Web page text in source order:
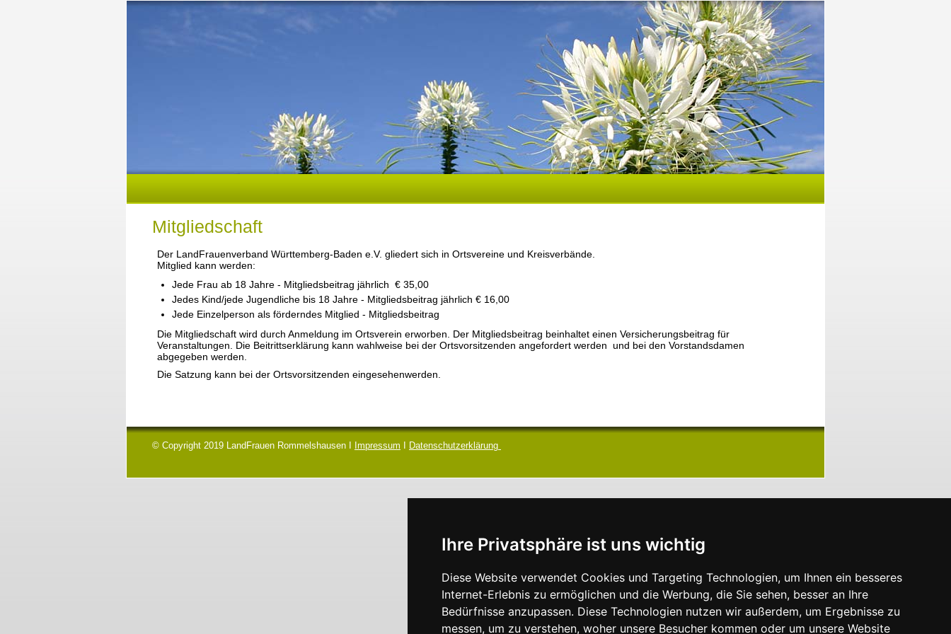
Ihre Privatsphäre ist uns wichtig
Diese Website verwendet Cookies und Targeting Technologien, um Ihnen ein besseres
Internet-Erlebnis zu ermöglichen und die Werbung, die Sie sehen, besser an Ihre
Bedürfnisse anzupassen. Diese Technologien nutzen wir außerdem, um Ergebnisse zu
messen, um zu verstehen, woher unsere Besucher kommen oder um unsere Website
Mitgliedschaft
Der LandFrauenverband Württemberg-Baden e.V. gliedert sich in Ortsvereine und Kreisverbände.
Mitglied kann werden:
Jede Frau ab 18 Jahre - Mitgliedsbeitrag jährlich € 35,00
Jedes Kind/jede Jugendliche bis 18 Jahre - Mitgliedsbeitrag jährlich € 16,00
Jede Einzelperson als förderndes Mitglied - Mitgliedsbeitrag
Die Mitgliedschaft wird durch Anmeldung im Ortsverein erworben. Der Mitgliedsbeitrag beinhaltet einen Versicherungsbeitrag für
Veranstaltungen. Die Beitrittserklärung kann wahlweise bei der Ortsvorsitzenden angefordert werden und bei den Vorstandsdamen
abgegeben werden.
Die Satzung kann bei der Ortsvorsitzenden eingesehenwerden.
© Copyright 2019 LandFrauen Rommelshausen I Impressum Datenschutzerklärung